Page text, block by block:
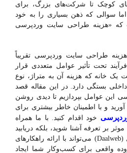
کوچک تا شرکت‌های بزرگ، برای
سوالی که ذهن بسیاری را به خود
«هزینه طراحی سایت وردپرسی
طراحی سایت وردپرسی تقریباً
تحت تأثیر عوامل متعددی قرار
یک خانه که هزینه آن به متراژ، نوع
بستگی دارد. در این مقاله قصد
این عوامل بپردازیم تا دیدی روشن
و با اطمینان خاطر بیشتری برای
خود اقدام کنید. با ما همراه
موثر بر تعرفه آشنا شوید، بلکه دریابید
چگونه مجموعه‌ای مانند دال (Daalweb) می‌تواند با ارائه راهکارهای
واقعی برای کسب‌وکار شما ایجاد